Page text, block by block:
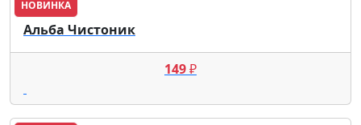
НОВИНКА
Альба Чистоник
149₽